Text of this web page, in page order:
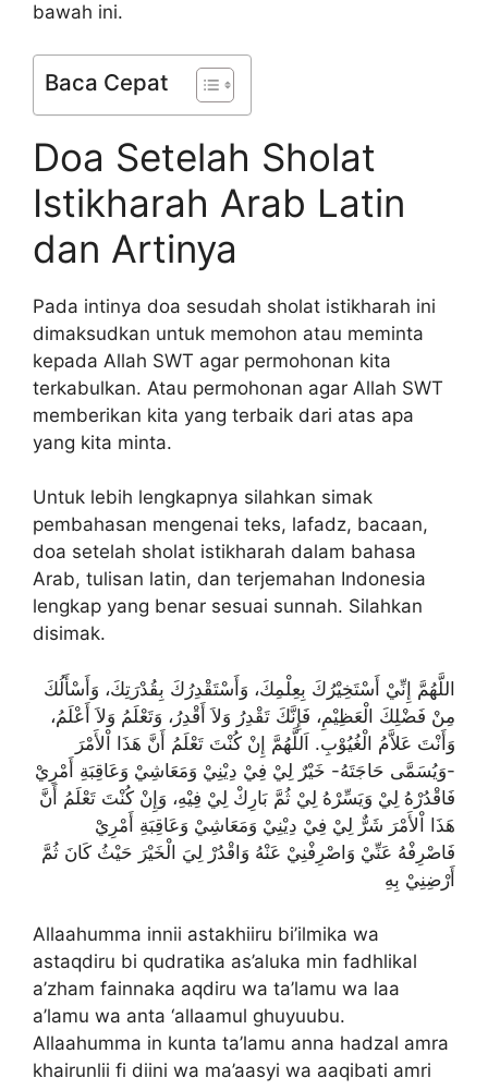
bawah ini.
Baca Cepat
Doa Setelah Sholat
Istikharah Arab Latin
dan Artinya
Pada intinya doa sesudah sholat istikharah ini
dimaksudkan untuk memohon atau meminta
kepada Allah SWT agar permohonan kita
terkabulkan. Atau permohonan agar Allah SWT
memberikan kita yang terbaik dari atas apa
yang kita minta.
Untuk lebih lengkapnya silahkan simak
pembahasan mengenai teks, lafadz, bacaan,
doa setelah sholat istikharah dalam bahasa
Arab, tulisan latin, dan terjemahan Indonesia
lengkap yang benar sesuai sunnah. Silahkan
disimak.
اللَّهُمَّ إِنِّيْ أَسْتَخِيْرُكَ بِعِلْمِكَ، وَأَسْتَقْدِرُكَ بِقُدْرَتِكَ، وَأَسْأَلُكَ
مِنْ فَضْلِكَ الْعَظِيْمِ، فَإِنَّكَ تَقْدِرُ وَلاَ أَقْدِرُ، وَتَعْلَمُ وَلاَ أَعْلَمُ،
وَأَنْتَ عَلاَّمُ الْغُيُوْبِ. اَللَّهُمَّ إِنْ كُنْتَ تَعْلَمُ أَنَّ هَذَا اْلأَمْرَ
-وَيُسَمَّى حَاجَتَهُ- خَيْرٌ لِيْ فِيْ دِيْنِيْ وَمَعَاشِيْ وَعَاقِبَةِ أَمْرِيْ
فَاقْدُرْهُ لِيْ وَيَسِّرْهُ لِيْ ثُمَّ بَارِكْ لِيْ فِيْهِ، وَإِنْ كُنْتَ تَعْلَمُ أَنَّ
هَذَا اْلأَمْرَ شَرٌّ لِيْ فِيْ دِيْنِيْ وَمَعَاشِيْ وَعَاقِبَةِ أَمْرِيْ
فَاصْرِفْهُ عَنِّيْ وَاصْرِفْنِيْ عَنْهُ وَاقْدُرْ لِيَ الْخَيْرَ حَيْثُ كَانَ ثُمَّ
أَرْضِنِيْ بِهِ
Allaahumma innii astakhiiru bi’ilmika wa
astaqdiru bi qudratika as’aluka min fadhlikal
a’zham fainnaka aqdiru wa ta’lamu wa laa
a’lamu wa anta ‘allaamul ghuyuubu.
Allaahumma in kunta ta’lamu anna hadzal amra
khairunlii fi diini wa ma’aasyi wa aaqibati amri